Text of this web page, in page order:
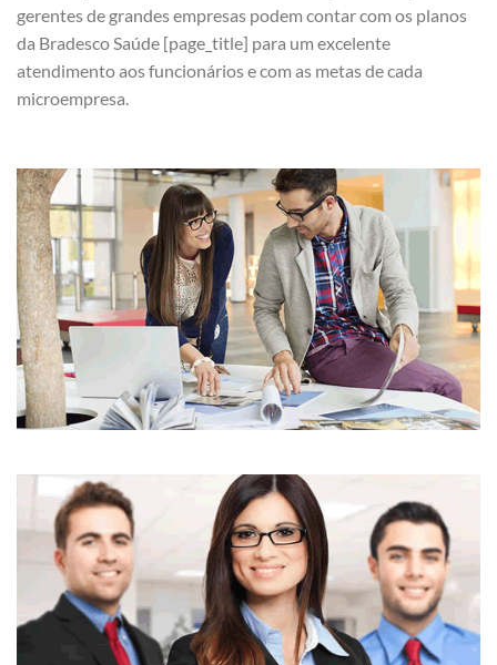
gerentes de grandes empresas podem contar com os planos
da Bradesco Saúde [page_title] para um excelente
atendimento aos funcionários e com as metas de cada
microempresa.